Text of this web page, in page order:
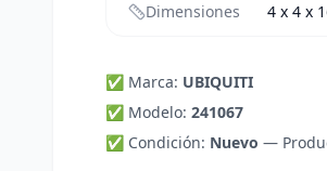
Dimensiones 4 x 4 x
✅ Marca: UBIQUITI
✅ Modelo: 241067
✅ Condición: Nuevo —